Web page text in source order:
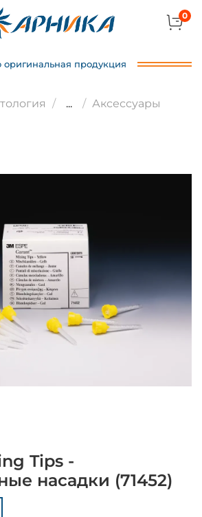
0
оригинальная продукция
... Аксессуары
Tips -
насадки (71452)